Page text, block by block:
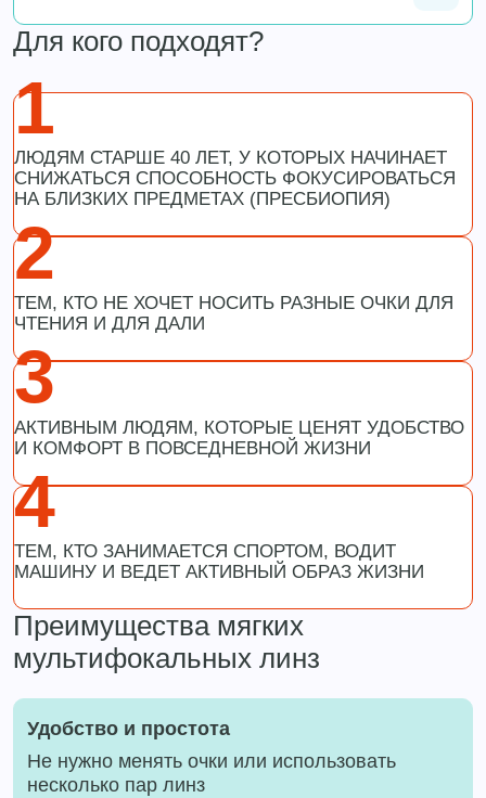
Для кого подходят?
1
ЛЮДЯМ СТАРШЕ 40 ЛЕТ, У КОТОРЫХ НАЧИНАЕТ
СНИЖАТЬСЯ СПОСОБНОСТЬ ФОКУСИРОВАТЬСЯ
НА БЛИЗКИХ ПРЕДМЕТАХ (ПРЕСБИОПИЯ)
2
ТЕМ, КТО НЕ ХОЧЕТ НОСИТЬ РАЗНЫЕ ОЧКИ ДЛЯ
ЧТЕНИЯ И ДЛЯ ДАЛИ
3
АКТИВНЫМ ЛЮДЯМ, КОТОРЫЕ ЦЕНЯТ УДОБСТВО
И КОМФОРТ В ПОВСЕДНЕВНОЙ ЖИЗНИ
4
ТЕМ, КТО ЗАНИМАЕТСЯ СПОРТОМ, ВОДИТ
МАШИНУ И ВЕДЕТ АКТИВНЫЙ ОБРАЗ ЖИЗНИ
Преимущества мягких
мультифокальных линз
Удобство и простота
Не нужно менять очки или использовать
несколько пар линз